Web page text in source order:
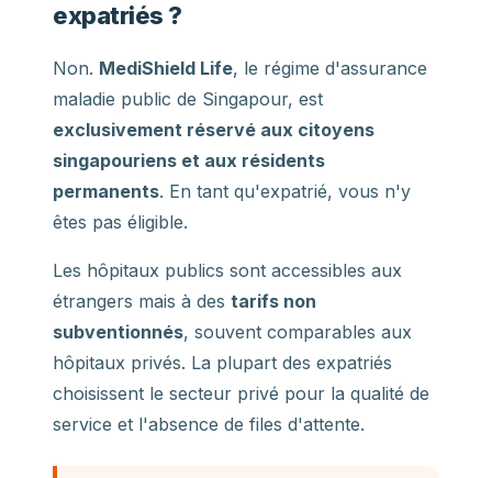
expatriés ?
Non. MediShield Life, le régime d'assurance
maladie public de Singapour, est
exclusivement réservé aux citoyens
singapouriens et aux résidents
permanents. En tant qu'expatrié, vous n'y
êtes pas éligible.
Les hôpitaux publics sont accessibles aux
étrangers mais à des tarifs non
subventionnés, souvent comparables aux
hôpitaux privés. La plupart des expatriés
choisissent le secteur privé pour la qualité de
service et l'absence de files d'attente.